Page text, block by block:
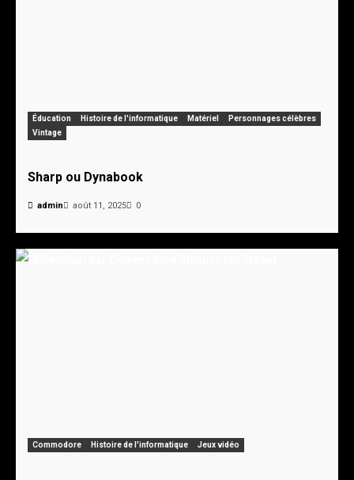
Éducation Histoire de l'informatique Matériel
Personnages célèbres
Vintage
Sharp ou Dynabook
admin août 11, 2025 0
Commodore Histoire de l'informatique Jeux vidéo